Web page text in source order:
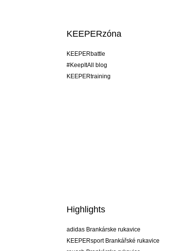
KEEPERzóna
KEEPERbattle
#KeepItAll blog
KEEPERtraining
Highlights
adidas Brankárske rukavice
KEEPERsport Brankářské rukavice